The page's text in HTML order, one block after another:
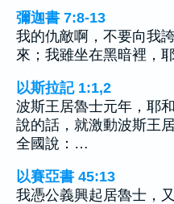
彌迦書 7:8-13
我的仇敵啊，不要向我
來；我雖坐在黑暗裡，
以斯拉記 1:1,2
波斯王居魯士元年，耶
說的話，就激動波斯王
全國說：…
以賽亞書 45:13
我憑公義興起居魯士，